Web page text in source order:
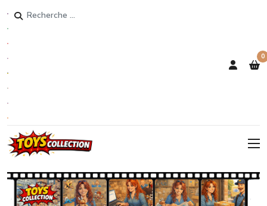
Rechercher
0